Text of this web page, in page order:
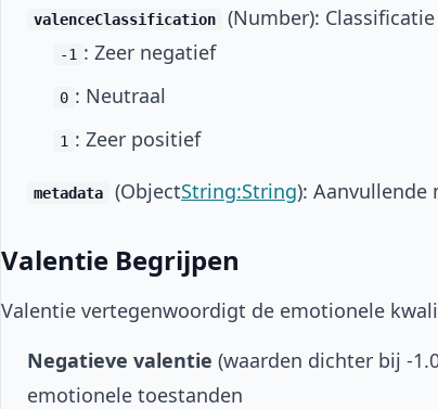
valenceClassification (Number):
-1 : Zeer negatief
0 : Neutraal
1 : Zeer positief
metadata (ObjectString:String): Aanvullende
Valentie Begrijpen
Valentie vertegenwoordigt de emotionele
Negatieve valentie (waarden dichter bij -
emotionele toestanden